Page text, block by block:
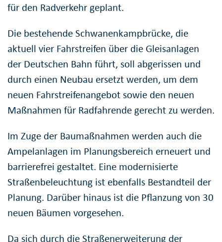
für den Radverkehr geplant.
Die bestehende Schwanenkampbrücke, die
aktuell vier Fahrstreifen über die Gleisanlagen
der Deutschen Bahn führt, soll abgerissen und
durch einen Neubau ersetzt werden, um dem
neuen Fahrstreifenangebot sowie den neuen
Maßnahmen für Radfahrende gerecht zu werden.
Im Zuge der Baumaßnahmen werden auch die
Ampelanlagen im Planungsbereich erneuert und
barrierefrei gestaltet. Eine modernisierte
Straßenbeleuchtung ist ebenfalls Bestandteil der
Planung. Darüber hinaus ist die Pflanzung von 30
neuen Bäumen vorgesehen.
Da sich durch die Straßenerweiterung der